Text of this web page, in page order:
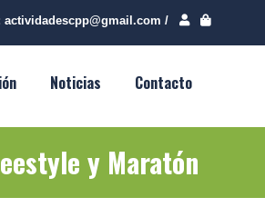
actividadescpp@gmail.com /
Noticias Contacto
y Maratón